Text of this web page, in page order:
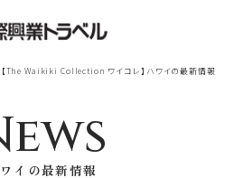
The Waikiki Collection ワイコレ】ハワイの最新情報
イの最新情報
＋ 航空券